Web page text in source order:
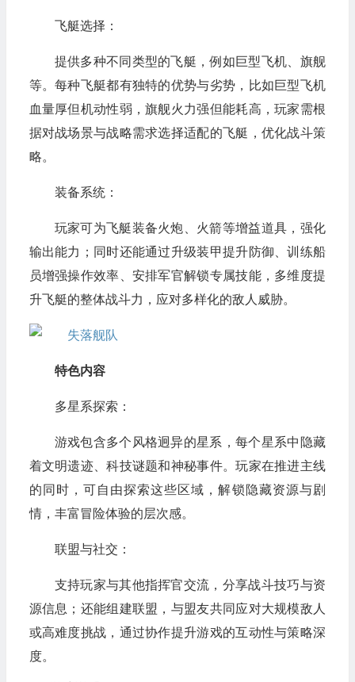
飞艇选择：
提供多种不同类型的飞艇，例如巨型飞机、旗舰
等。每种飞艇都有独特的优势与劣势，比如巨型飞机
血量厚但机动性弱，旗舰火力强但能耗高，玩家需根
据对战场景与战略需求选择适配的飞艇，优化战斗策
略。
装备系统：
玩家可为飞艇装备火炮、火箭等增益道具，强化
输出能力；同时还能通过升级装甲提升防御、训练船
员增强操作效率、安排军官解锁专属技能，多维度提
升飞艇的整体战斗力，应对多样化的敌人威胁。
特色内容
多星系探索：
游戏包含多个风格迥异的星系，每个星系中隐藏
着文明遗迹、科技谜题和神秘事件。玩家在推进主线
的同时，可自由探索这些区域，解锁隐藏资源与剧
情，丰富冒险体验的层次感。
联盟与社交：
支持玩家与其他指挥官交流，分享战斗技巧与资
源信息；还能组建联盟，与盟友共同应对大规模敌人
或高难度挑战，通过协作提升游戏的互动性与策略深
度。